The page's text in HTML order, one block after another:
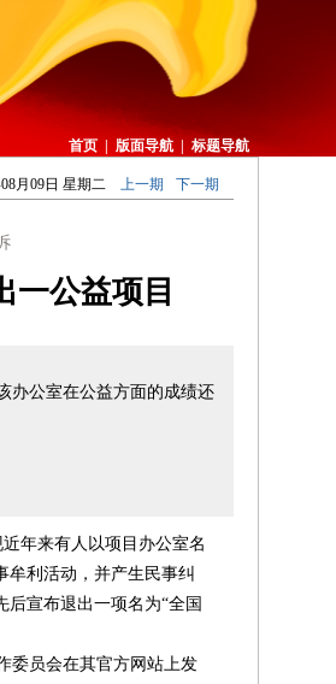
首页 版面导航 标题导航
月09日 星期二 上一期 下一期
一公益项目
办公室在公益方面的成绩还
年来有人以项目办公室名
牟利活动，并产生民事纠
宣布退出一项名为“全国
委员会在其官方网站上发